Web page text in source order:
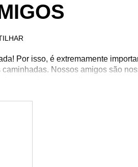
Por isso, é extremamente
Nossos amigos são
que vivem os melhores momentos
Escolha aqui um texto para
seu peito. Afinal, valorizar quem